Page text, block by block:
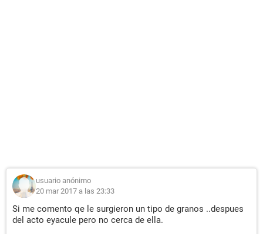
usuario anónimo
20 mar 2017 a las 23:33
Si me comento qe le surgieron un tipo de granos ..despues
del acto eyacule pero no cerca de ella.